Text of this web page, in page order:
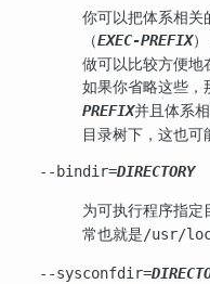
你可以把体系相关
（EXEC-PREFIX
做可以比较方便地
如果你省略这些，
PREFIX并且体系
目录树下，这也可
--bindir=DIRECTORY
为可执行程序指定
常也就是/usr/
--sysconfdir=